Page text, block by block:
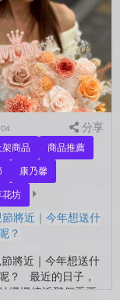
近開始看到很多人
穿著學士服、抱著
著紀錄這段重要的
一路走到現在，一
不容易。 熬過考
分享
商品
商品推薦
康乃馨
花坊
節將近｜今年想送什
？
將近｜今年想送什
？ 最近的日子，
慢慢接近那個重要